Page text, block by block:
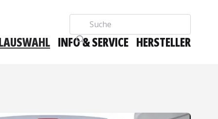
Suche
INFO & SERVICE HERSTELLER